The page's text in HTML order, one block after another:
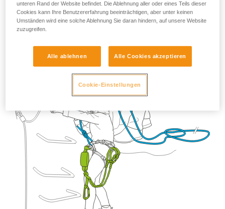
unteren Rand der Website befindet. Die Ablehnung aller oder eines Teils dieser
Cookies kann Ihre Benutzererfahrung beeinträchtigen, aber unter keinen
Umständen wird eine solche Ablehnung Sie daran hindern, auf unsere Website
zuzugreifen.
Alle ablehnen Alle Cookies akzeptieren
Cookie-Einstellungen